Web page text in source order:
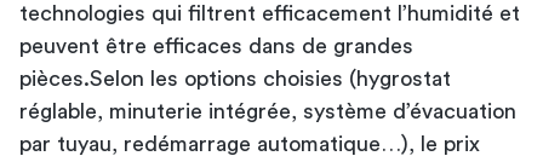
technologies qui filtrent efficacement l’humidité et
peuvent être efficaces dans de grandes
pièces.Selon les options choisies (hygrostat
réglable, minuterie intégrée, système d’évacuation
par tuyau, redémarrage automatique…), le prix